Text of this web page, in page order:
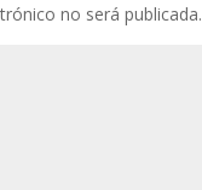
no será publicada.